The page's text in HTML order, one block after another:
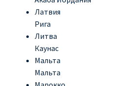
Латвия
Рига
Литва
Каунас
Мальта
Мальта